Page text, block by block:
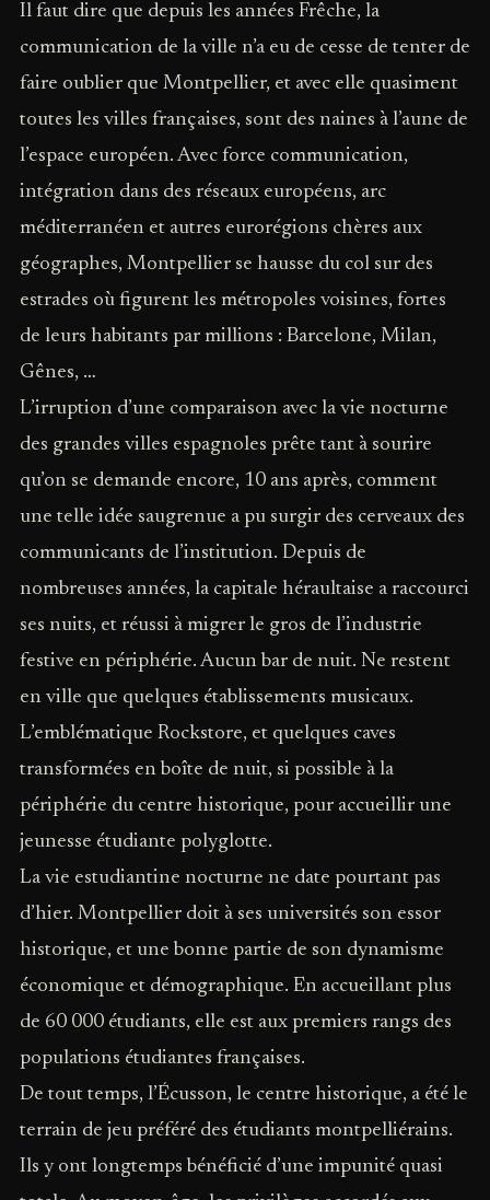
Il faut dire que depuis les années Frêche, la
communication de la ville n’a eu de cesse de tenter de
faire oublier que Montpellier, et avec elle quasiment
toutes les villes françaises, sont des naines à l’aune de
l’espace européen. Avec force communication,
intégration dans des réseaux européens, arc
méditerranéen et autres eurorégions chères aux
géographes, Montpellier se hausse du col sur des
estrades où figurent les métropoles voisines, fortes
de leurs habitants par millions : Barcelone, Milan,
Gênes, …
L’irruption d’une comparaison avec la vie nocturne
des grandes villes espagnoles prête tant à sourire
qu’on se demande encore, 10 ans après, comment
une telle idée saugrenue a pu surgir des cerveaux des
communicants de l’institution. Depuis de
nombreuses années, la capitale héraultaise a raccourci
ses nuits, et réussi à migrer le gros de l’industrie
festive en périphérie. Aucun bar de nuit. Ne restent
en ville que quelques établissements musicaux.
L’emblématique Rockstore, et quelques caves
transformées en boîte de nuit, si possible à la
périphérie du centre historique, pour accueillir une
jeunesse étudiante polyglotte.
La vie estudiantine nocturne ne date pourtant pas
d’hier. Montpellier doit à ses universités son essor
historique, et une bonne partie de son dynamisme
économique et démographique. En accueillant plus
de 60 000 étudiants, elle est aux premiers rangs des
populations étudiantes françaises.
De tout temps, l’Écusson, le centre historique, a été le
terrain de jeu préféré des étudiants montpelliérains.
Ils y ont longtemps bénéficié d’une impunité quasi